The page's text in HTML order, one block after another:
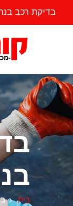
בדיקת רכב
בית